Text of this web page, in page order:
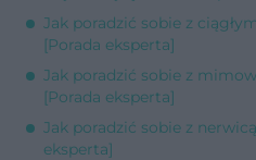
Jak poradzić sobie z
[Porada eksperta]
Jak poradzić sobie z
[Porada eksperta]
Jak poradzić sobie z
eksperta]